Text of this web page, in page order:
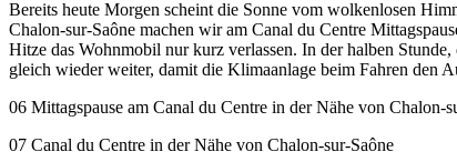
Bereits heute Morgen scheint die Sonne vom wolkenlosen
Chalon-sur-Saône machen wir am Canal du Centre
Hitze das Wohnmobil nur kurz verlassen. In der halben
gleich wieder weiter, damit die Klimaanlage beim Fahren den
06 Mittagspause am Canal du Centre in der Nähe von Chalon-
07 Canal du Centre in der Nähe von Chalon-sur-Saône